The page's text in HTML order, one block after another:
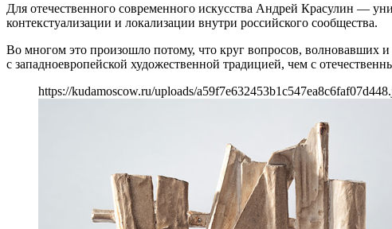
Для отечественного современного искусства Андрей Красулин —
контекстуализации и локализации внутри российского сообщества.
Во многом это произошло потому, что круг вопросов, волновавших
с западноевропейской художественной традицией, чем с
https://kudamoscow.ru/uploads/